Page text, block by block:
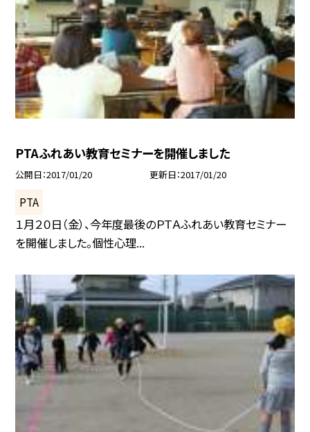
PTAふれあい教育セミナーを開催しました
公開日 2017/01/20 更新日 2017/01/20
PTA
１月２０日（金）、今年度最後のＰＴＡふれあい教育セミナー
を開催しました。個性心理...